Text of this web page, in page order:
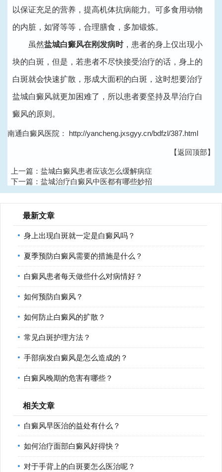
以保证充足的营养，提高机体抗病能力。可多食用动物
的内脏，如肾等等，合理膳食，多加锻炼。
虽然盐城白癜风在刚发病时，患者的身上仅出现小
块的白斑，但是，若患者不尽快接受治疗的话，身上的
白斑就会快速扩散，形成大面积的白斑，这时想要治疗
盐城白癜风就更加困难了，所以患者要坚持及早治疗白
癜风的原则。
南通白癜风医院： http://yancheng.jxsgyy.cn/bdfzl/387.html
【返回顶部】
上一篇： 盐城白癜风患者应该怎么缓解病症
下一篇： 盐城治疗白癜风中医都有哪些妙招
最新文章
身上出现白斑就一定是白癜风吗？
夏季预防白癜风需要的措施是什么？
白癜风患者每天做些什么对病情好？
如何预防白癜风？
如何防止白癜风的扩散？
常见白斑护理方法？
手部病发白癜风是怎么造成的？
白癜风晚期的危害有哪些？
相关文章
白癜风早医治的益处有什么？
如何治疗面部白癜风好得快？
对于手背上的白斑要怎么医治呢？